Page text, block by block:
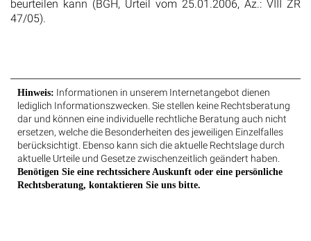
beurteilen kann (BGH, Urteil vom 25.01.2006, Az.: VIII ZR
47/05).
Hinweis: Informationen in unserem Internetangebot dienen
lediglich Informationszwecken. Sie stellen keine Rechtsberatung
dar und können eine individuelle rechtliche Beratung auch nicht
ersetzen, welche die Besonderheiten des jeweiligen Einzelfalles
berücksichtigt. Ebenso kann sich die aktuelle Rechtslage durch
aktuelle Urteile und Gesetze zwischenzeitlich geändert haben.
Benötigen Sie eine rechtssichere Auskunft oder eine persönliche
Rechtsberatung, kontaktieren Sie uns bitte.